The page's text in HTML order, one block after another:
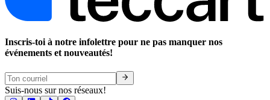
Inscris-toi à notre infolettre pour ne pas manquer nos
événements et nouveautés!
Suis-nous sur nos réseaux!